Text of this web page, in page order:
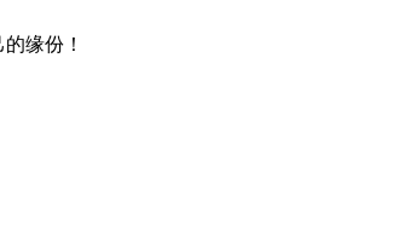
缘份！